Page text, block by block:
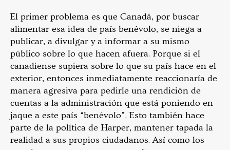
El primer problema es que Canadá, por buscar
alimentar esa idea de país benévolo, se niega a
publicar, a divulgar y a informar a su mismo
público sobre lo que hacen afuera. Porque si el
canadiense supiera sobre lo que su país hace en el
exterior, entonces inmediatamente reaccionaría de
manera agresiva para pedirle una rendición de
cuentas a la administración que está poniendo en
jaque a este país “benévolo”. Esto también hace
parte de la política de Harper, mantener tapada la
realidad a sus propios ciudadanos. Así como los